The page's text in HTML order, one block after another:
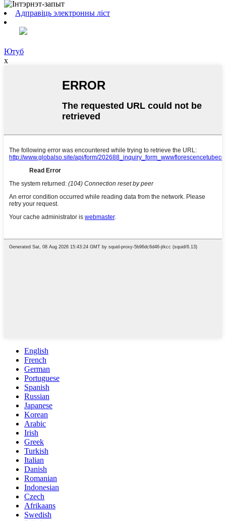
Адправіць электронны ліст
Ютуб
x
English
French
German
Portuguese
Spanish
Russian
Japanese
Korean
Arabic
Irish
Greek
Turkish
Italian
Danish
Romanian
Indonesian
Czech
Afrikaans
Swedish